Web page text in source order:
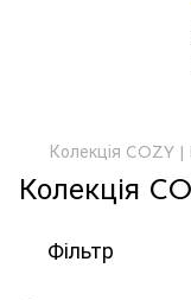
Колекція COZY |
Колекція
Фільтр